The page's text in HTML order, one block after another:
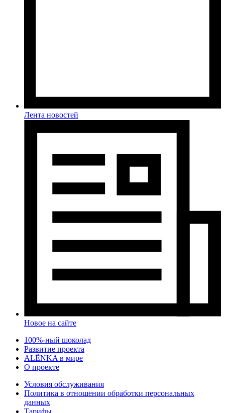
Лента новостей
Новое на сайте
100%-ный шоколад
Развитие проекта
ALЁNKA в мире
О проекте
Условия обслуживания
Политика в отношении обработки персональных
данных
Тарифы